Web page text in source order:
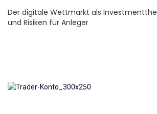
Der digitale Wettmarkt als
und Risiken für Anleger